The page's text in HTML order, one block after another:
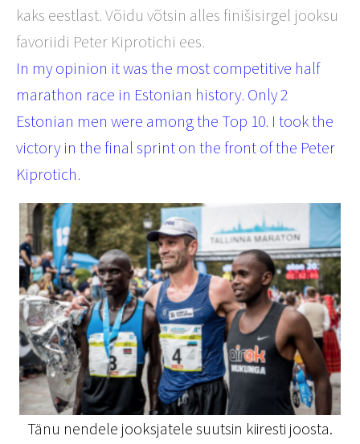
kaks eestlast. Võidu võtsin alles finišisirgel jooksu
favoriidi Peter Kiprotichi ees.
In my opinion it was the most competitive half
marathon race in Estonian history. Only 2
Estonian men were among the Top 10. I took the
victory in the final sprint on the front of the Peter
Kiprotich.
Tänu nendele jooksjatele suutsin kiiresti joosta.